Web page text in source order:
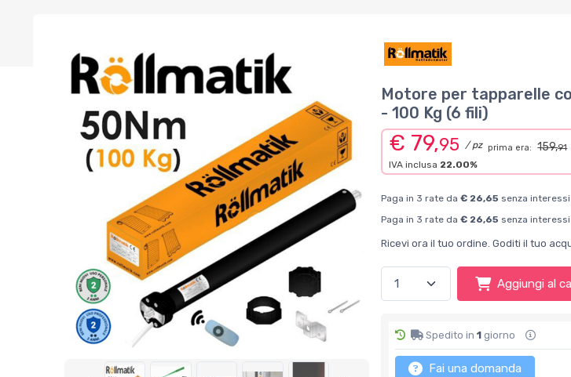
Motore per tapparelle
- 100 Kg (6 fili)
€ 79,95 / pz prima era: 159,91
IVA inclusa 22.00%
Paga in 3 rate da€ 26,65 senza interessi
Paga in 3 rate da€ 26,65 senza interessi
Ricevi ora il tuo ordine. Goditi il tuo
Aggiungi al
Spedito in1 giorno
Fai una domanda